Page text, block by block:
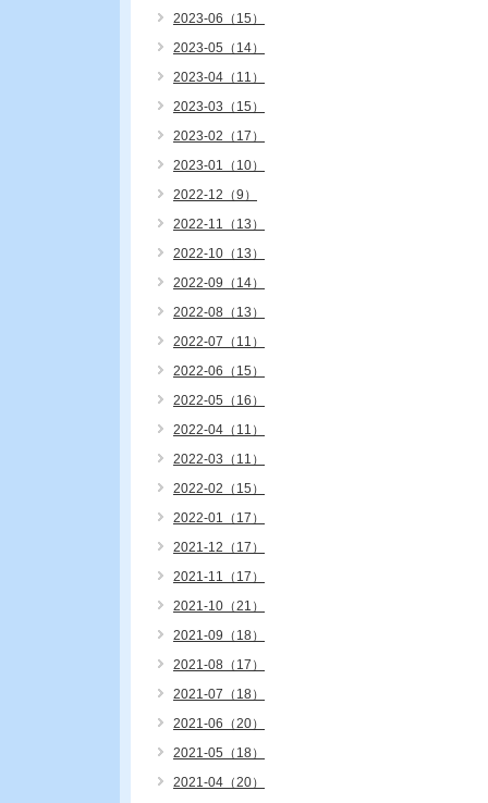
2023-06（15）
2023-05（14）
2023-04（11）
2023-03（15）
2023-02（17）
2023-01（10）
2022-12（9）
2022-11（13）
2022-10（13）
2022-09（14）
2022-08（13）
2022-07（11）
2022-06（15）
2022-05（16）
2022-04（11）
2022-03（11）
2022-02（15）
2022-01（17）
2021-12（17）
2021-11（17）
2021-10（21）
2021-09（18）
2021-08（17）
2021-07（18）
2021-06（20）
2021-05（18）
2021-04（20）